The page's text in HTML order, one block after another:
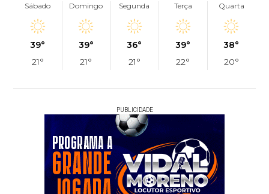
Sábado
39°
21°
Domingo
39°
21°
Segunda
36°
21°
Terça
39°
22°
Quarta
38°
20°
PUBLICIDADE